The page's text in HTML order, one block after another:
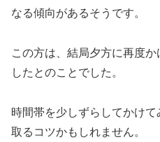
なる傾向があるそうです。
この方は、結局夕方に再度
したとのことでした。
時間帯を少しずらしてかけ
取るコツかもしれません。